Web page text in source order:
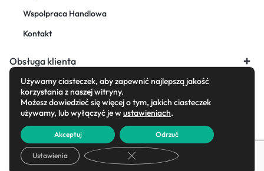
Wspolpraca Handlowa
Kontakt
Obsługa klienta
Copyright © 2026 AdornFirany, All rights reserved.
Używamy ciasteczek, aby zapewnić najlepszą jakość
korzystania z naszej witryny.
Możesz dowiedzieć się więcej o tym, jakich ciasteczek
używamy, lub wyłączyć je wustawieniach.
Akceptuj Odrzuć
Ustawienia Zamknij panel powiadomień o